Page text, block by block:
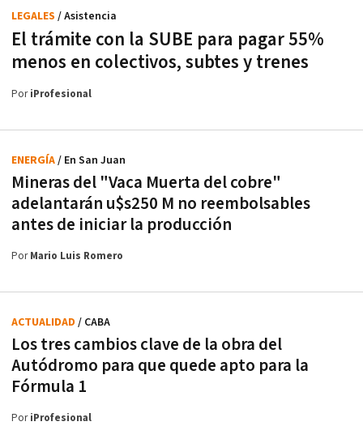
El trámite con la SUBE para pagar 55%
menos en colectivos, subtes y trenes
LEGALES / Asistencia
PoriProfesional
Mineras del "Vaca Muerta del cobre"
adelantarán u$s250 M no reembolsables
antes de iniciar la producción
ENERGÍA/ En San Juan
PorMario Luis Romero
Los tres cambios clave de la obra del
Autódromo para que quede apto para la
Fórmula 1
ACTUALIDAD / CABA
PoriProfesional